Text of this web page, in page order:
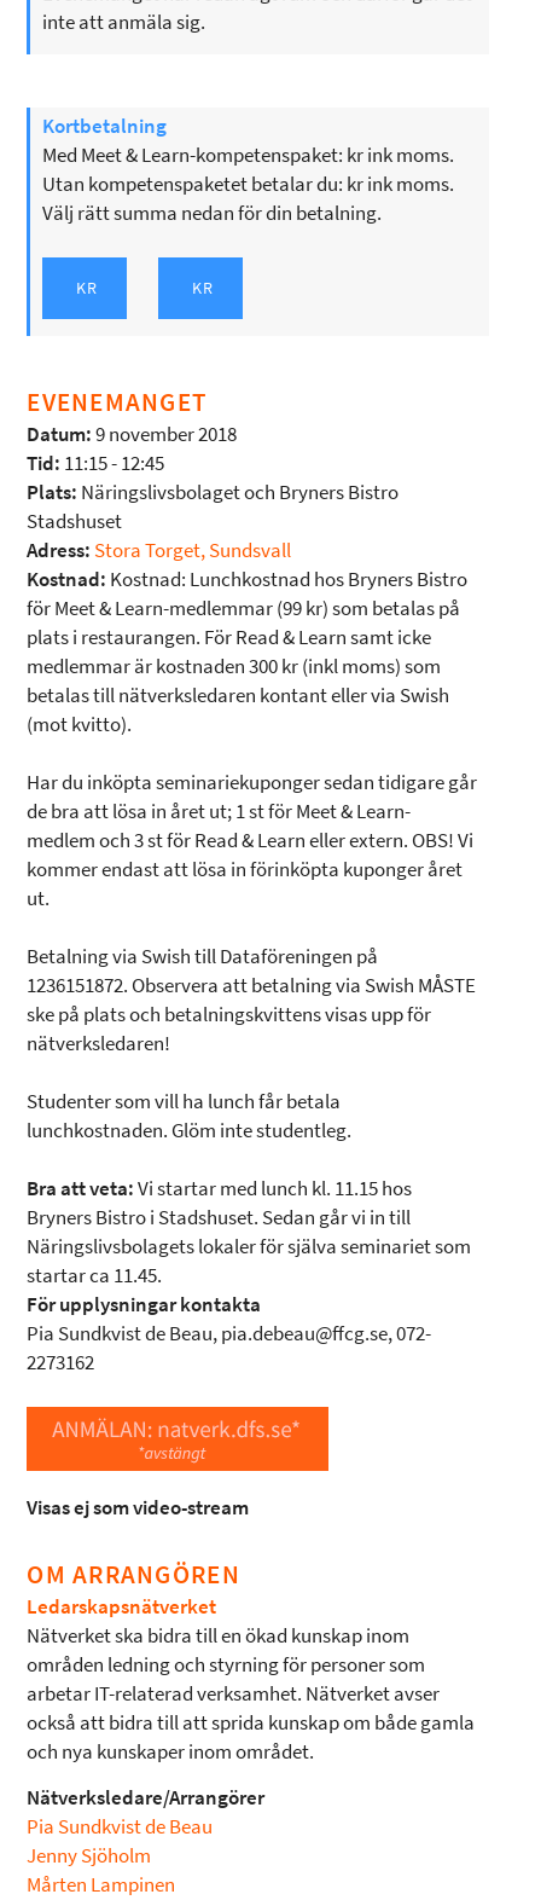
inte att anmäla sig.
Kortbetalning
Med Meet & Learn-kompetenspaket: kr ink moms.
Utan kompetenspaketet betalar du: kr ink moms.
Välj rätt summa nedan för din betalning.
EVENEMANGET
Datum:9 november 2018
Tid: 11:15 - 12:45
Plats: Näringslivsbolaget och Bryners Bistro
Stadshuset
Adress: Stora Torget, Sundsvall
Kostnad: Kostnad: Lunchkostnad hos Bryners Bistro
för Meet & Learn-medlemmar (99 kr) som betalas på
plats i restaurangen. För Read & Learn samt icke
medlemmar är kostnaden 300 kr (inkl moms) som
betalas till nätverksledaren kontant eller via Swish
(mot kvitto).
Har du inköpta seminariekuponger sedan tidigare går
de bra att lösa in året ut; 1 st för Meet & Learn-
medlem och 3 st för Read & Learn eller extern. OBS! Vi
kommer endast att lösa in förinköpta kuponger året
ut.
Betalning via Swish till Dataföreningen på
1236151872. Observera att betalning via Swish MÅSTE
ske på plats och betalningskvittens visas upp för
nätverksledaren!
Studenter som vill ha lunch får betala
lunchkostnaden. Glöm inte studentleg.
Bra att veta:Vi startar med lunch kl. 11.15 hos
Bryners Bistro i Stadshuset. Sedan går vi in till
Näringslivsbolagets lokaler för själva seminariet som
startar ca 11.45.
För upplysningar kontakta
Pia Sundkvist de Beau, pia.debeau@ffcg.se, 072-
2273162
Visas ej som video-stream
OM ARRANGÖREN
Ledarskapsnätverket
Nätverket ska bidra till en ökad kunskap inom
områden ledning och styrning för personer som
arbetar IT-relaterad verksamhet. Nätverket avser
också att bidra till att sprida kunskap om både gamla
och nya kunskaper inom området.
Nätverksledare/Arrangörer
Pia Sundkvist de Beau
Jenny Sjöholm
Mårten Lampinen